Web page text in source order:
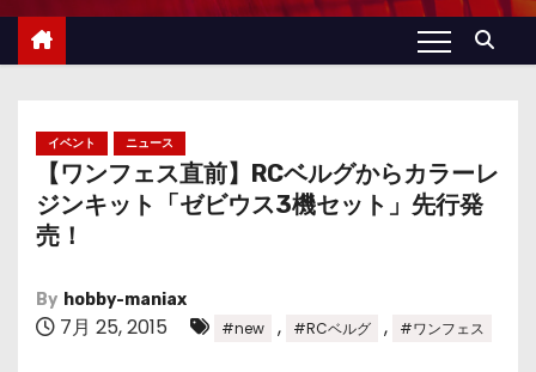
イベント ニュース
【ワンフェス直前】RCベルグからカラーレ
ジンキット「ゼビウス3機セット」先行発
売！
By hobby-maniax
7月 25, 2015 #new , #RCベルグ , #ワンフェス